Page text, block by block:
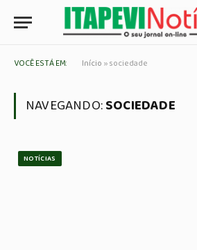
VOCÊ ESTÁ EM: Início »sociedade
NAVEGANDO:SOCIEDADE
NOTÍCIAS